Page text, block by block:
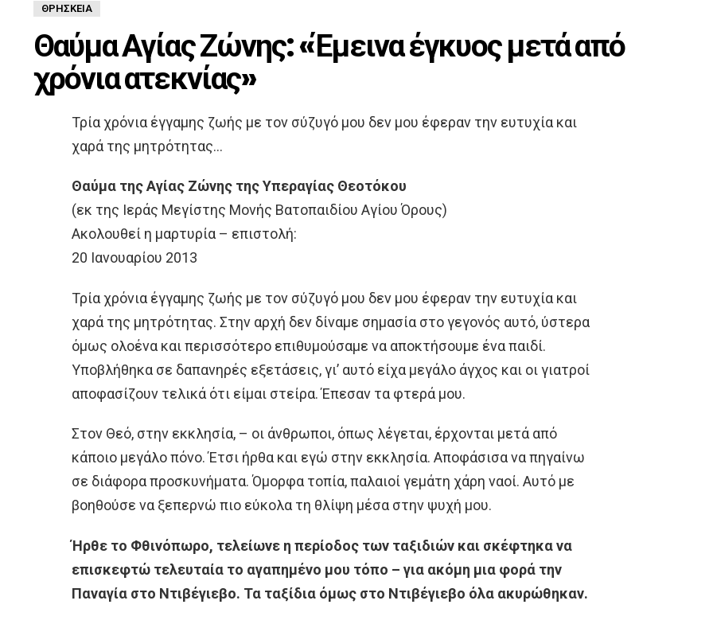
ΘΡΗΣΚΕΊΑ
Θαύμα Αγίας Ζώνης: «Έμεινα έγκυος μετά από
χρόνια ατεκνίας»
Τρία χρόνια έγγαμης ζωής με τον σύζυγό μου δεν μου έφεραν την ευτυχία και
χαρά της μητρότητας…
Θαύμα της Αγίας Ζώνης της Υπεραγίας Θεοτόκου
(εκ της Ιεράς Μεγίστης Μονής Βατοπαιδίου Αγίου Όρους)
Ακολουθεί η μαρτυρία – επιστολή:
20 Ιανουαρίου 2013
Τρία χρόνια έγγαμης ζωής με τον σύζυγό μου δεν μου έφεραν την ευτυχία και
χαρά της μητρότητας. Στην αρχή δεν δίναμε σημασία στο γεγονός αυτό, ύστερα
όμως ολοένα και περισσότερο επιθυμούσαμε να αποκτήσουμε ένα παιδί.
Υποβλήθηκα σε δαπανηρές εξετάσεις, γι’ αυτό είχα μεγάλο άγχος και οι γιατροί
αποφασίζουν τελικά ότι είμαι στείρα. Έπεσαν τα φτερά μου.
Στον Θεό, στην εκκλησία, – οι άνθρωποι, όπως λέγεται, έρχονται μετά από
κάποιο μεγάλο πόνο. Έτσι ήρθα και εγώ στην εκκλησία. Αποφάσισα να πηγαίνω
σε διάφορα προσκυνήματα. Όμορφα τοπία, παλαιοί γεμάτη χάρη ναοί. Αυτό με
βοηθούσε να ξεπερνώ πιο εύκολα τη θλίψη μέσα στην ψυχή μου.
Ήρθε το Φθινόπωρο, τελείωνε η περίοδος των ταξιδιών και σκέφτηκα να
επισκεφτώ τελευταία το αγαπημένο μου τόπο – για ακόμη μια φορά την
Παναγία στο Ντιβέγιεβο. Τα ταξίδια όμως στο Ντιβέγιεβο όλα ακυρώθηκαν.